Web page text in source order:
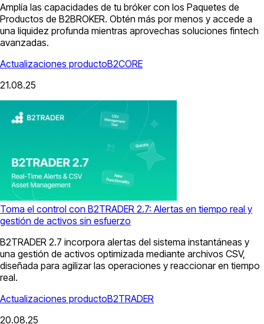
Amplía las capacidades de tu bróker con los Paquetes de
Productos de B2BROKER. Obtén más por menos y accede a
una liquidez profunda mientras aprovechas soluciones fintech
avanzadas.
Actualizaciones productoB2CORE
21.08.25
Toma el control con B2TRADER 2.7: Alertas en tiempo real y
gestión de activos sin esfuerzo
B2TRADER 2.7 incorpora alertas del sistema instantáneas y
una gestión de activos optimizada mediante archivos CSV,
diseñada para agilizar las operaciones y reaccionar en tiempo
real.
Actualizaciones productoB2TRADER
20.08.25